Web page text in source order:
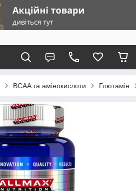
BCAA та амінокислоти Глютамін